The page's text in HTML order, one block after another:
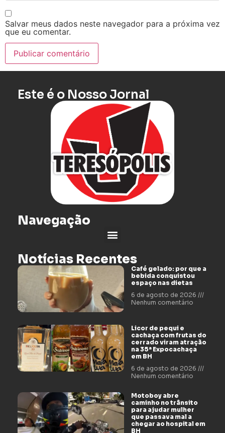
Salvar meus dados neste navegador para a próxima vez
que eu comentar.
Este é o Nosso Jornal
Navegação
Notícias Recentes
Café gelado: por que a
bebida conquistou
espaço nas dietas
6 de agosto de 2026
Nenhum comentário
Licor de pequi e
cachaça com frutas do
cerrado viram atração
na 35ª Expocachaça
em BH
6 de agosto de 2026
Nenhum comentário
Motoboy abre
caminho no trânsito
para ajudar mulher
que passava mal a
chegar ao hospital em
BH